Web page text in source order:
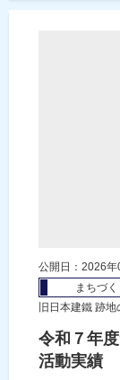
公開日：2026年
まちづ
旧日本建鐵 跡
令和７年
活動実績